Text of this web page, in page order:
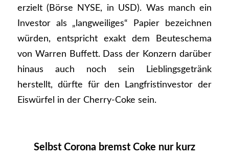
erzielt (Börse NYSE, in USD). Was manch ein
Investor als „langweiliges“ Papier bezeichnen
würden, entspricht exakt dem Beuteschema
von Warren Buffett. Dass der Konzern darüber
hinaus auch noch sein Lieblingsgetränk
herstellt, dürfte für den Langfristinvestor der
Eiswürfel in der Cherry-Coke sein.
Selbst Corona bremst Coke nur kurz